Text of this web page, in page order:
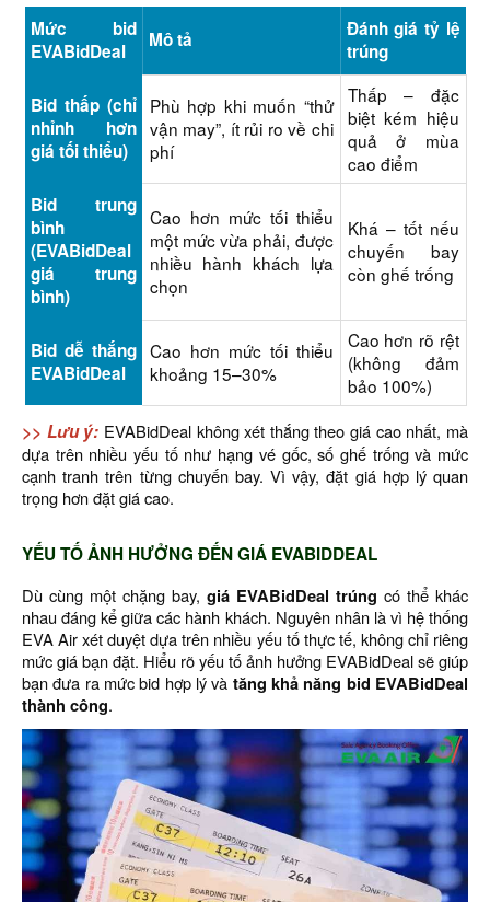
Mức bid
EVABidDeal
Mô tả
Đánh giá tỷ lệ
trúng
Bid thấp (chỉ
nhỉnh hơn
giá tối thiểu)
Phù hợp khi muốn “thử
vận may”, ít rủi ro về chi
phí
Thấp – đặc
biệt kém hiệu
quả ở mùa
cao điểm
Bid trung
bình
(EVABidDeal
giá trung
bình)
Cao hơn mức tối thiểu
một mức vừa phải, được
nhiều hành khách lựa
chọn
Khá – tốt nếu
chuyến bay
còn ghế trống
Bid dễ thắng
EVABidDeal
Cao hơn mức tối thiểu
khoảng 15–30%
Cao hơn rõ rệt
(không đảm
bảo 100%)
>> Lưu ý: EVABidDeal không xét thắng theo giá cao nhất, mà
dựa trên nhiều yếu tố như hạng vé gốc, số ghế trống và mức
cạnh tranh trên từng chuyến bay. Vì vậy, đặt giá hợp lý quan
trọng hơn đặt giá cao.
YẾU TỐ ẢNH HƯỞNG ĐẾN GIÁ EVABIDDEAL
Dù cùng một chặng bay, giá EVABidDeal trúng có thể khác
nhau đáng kể giữa các hành khách. Nguyên nhân là vì hệ thống
EVA Air xét duyệt dựa trên nhiều yếu tố thực tế, không chỉ riêng
mức giá bạn đặt. Hiểu rõ yếu tố ảnh hưởng EVABidDeal sẽ giúp
bạn đưa ra mức bid hợp lý và tăng khả năng bid EVABidDeal
thành công.